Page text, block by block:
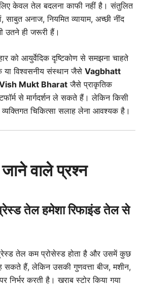
केवल तेल बदलना काफी नहीं है। संतुलित
साबुत अनाज, नियमित व्यायाम, अच्छी नींद
उतने ही जरूरी हैं।
को आयुर्वेदिक दृष्टिकोण से समझना चाहते
या विश्वसनीय संस्थान जैसे Vagbhatt
Mukt Bharat जैसे प्राकृतिक
से मार्गदर्शन ले सकते हैं। लेकिन किसी
व्यक्तिगत चिकित्सा सलाह लेना आवश्यक है।
वाले प्रश्न
तेल हमेशा रिफाइंड तेल से
तेल कम प्रोसेस्ड होता है और उसमें कुछ
सकते हैं, लेकिन उसकी गुणवत्ता बीज, मशीन,
निर्भर करती है। खराब स्टोर किया गया